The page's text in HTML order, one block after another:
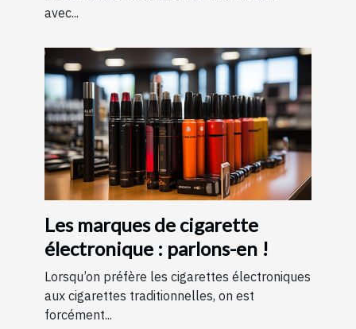
avec...
Les marques de cigarette
électronique : parlons-en !
Lorsqu’on préfère les cigarettes électroniques
aux cigarettes traditionnelles, on est
forcément...